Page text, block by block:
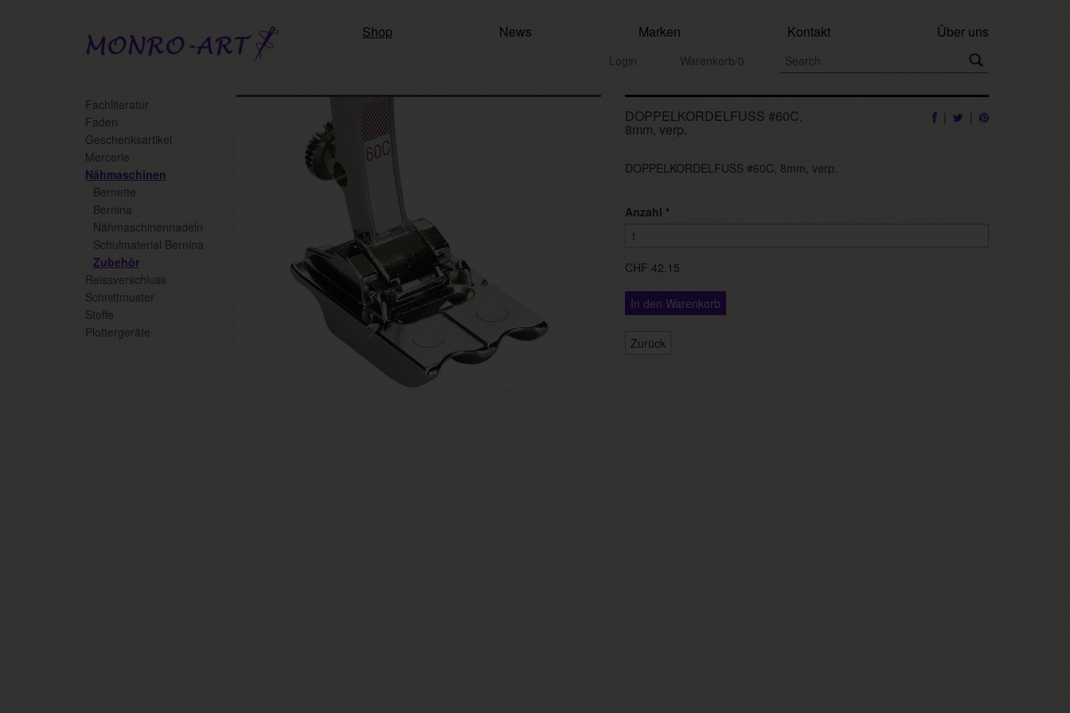
Shop News Marken Kontakt Über uns
Login Warenkorb/0
Fachliteratur
Faden
Geschenksartikel
Mercerie
Nähmaschinen
Bernette
Bernina
Nähmaschinennadeln
Schulmaterial Bernina
Zubehör
Reissverschluss
Schnittmuster
Stoffe
Plottergeräte
DOPPELKORDELFUSS #60C,
8mm, verp.
| |
DOPPELKORDELFUSS #60C, 8mm, verp.
Anzahl *
CHF 42.15
In den Warenkorb
Zurück